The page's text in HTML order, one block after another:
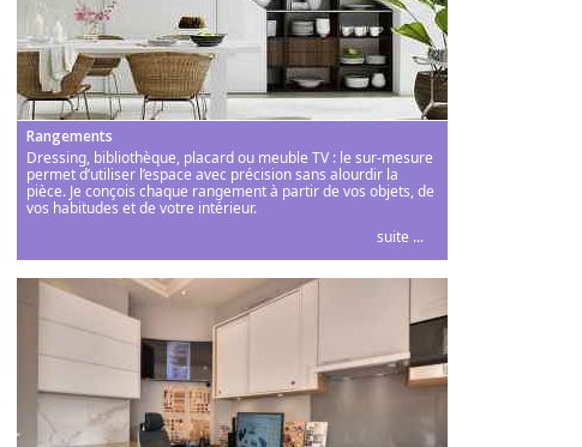
Rangements
Dressing, bibliothèque, placard ou meuble TV : le sur-mesure
permet d’utiliser l’espace avec précision sans alourdir la
pièce. Je conçois chaque rangement à partir de vos objets, de
vos habitudes et de votre intérieur.
suite ...